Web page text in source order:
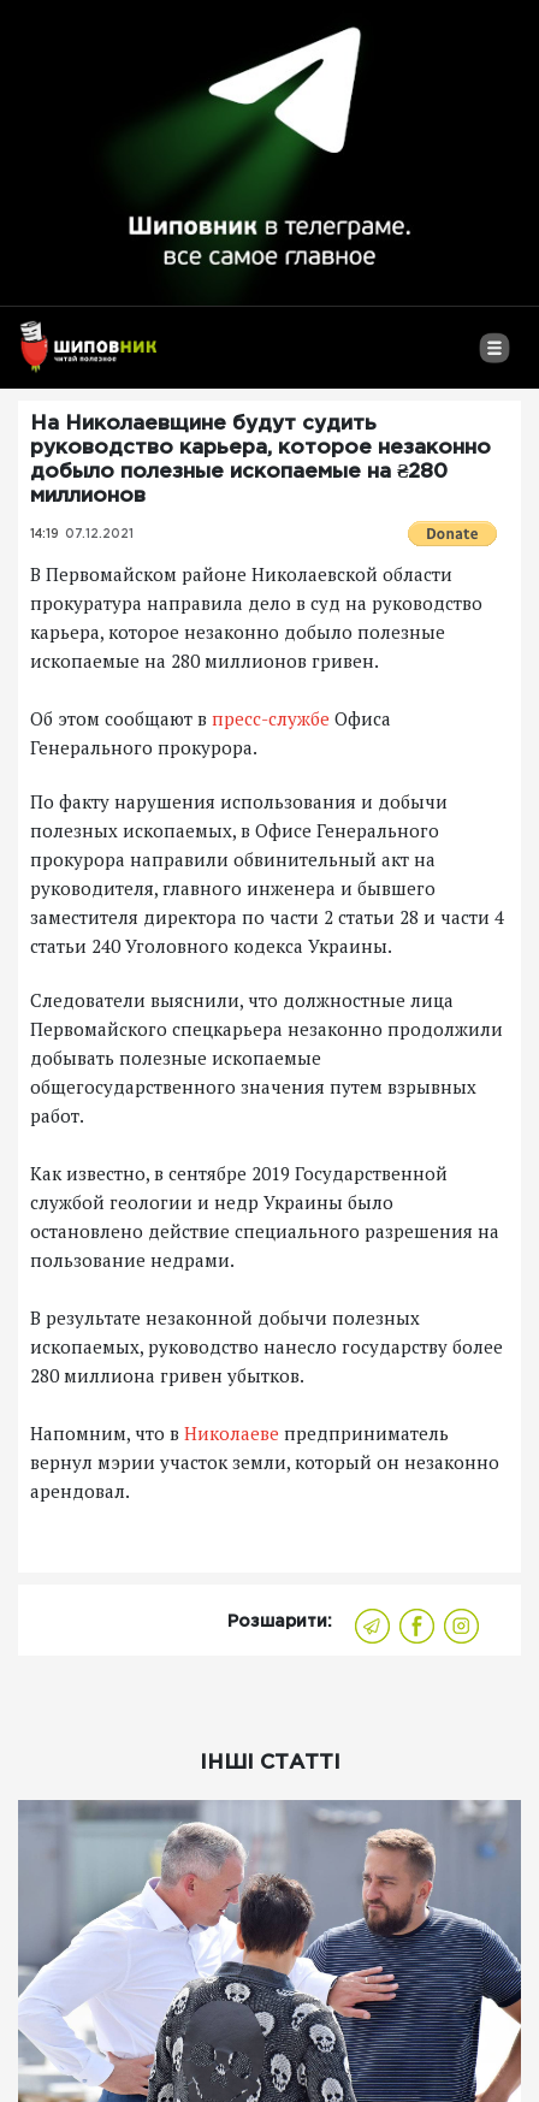
На Николаевщине будут судить
руководство карьера, которое незаконно
добыло полезные ископаемые на ₴280
миллионов
14:19 07.12.2021
В Первомайском районе Николаевской области
прокуратура направила дело в суд на руководство
карьера, которое незаконно добыло полезные
ископаемые на 280 миллионов гривен.
Об этом сообщают в пресс-службе Офиса
Генерального прокурора.
По факту нарушения использования и добычи
полезных ископаемых, в Офисе Генерального
прокурора направили обвинительный акт на
руководителя, главного инженера и бывшего
заместителя директора по части 2 статьи 28 и части 4
статьи 240 Уголовного кодекса Украины.
Следователи выяснили, что должностные лица
Первомайского спецкарьера незаконно продолжили
добывать полезные ископаемые
общегосударственного значения путем взрывных
работ.
Как известно, в сентябре 2019 Государственной
службой геологии и недр Украины было
остановлено действие специального разрешения на
пользование недрами.
В результате незаконной добычи полезных
ископаемых, руководство нанесло государству более
280 миллиона гривен убытков.
Напомним, что в Николаеве предприниматель
вернул мэрии участок земли, который он незаконно
арендовал.
Розшарити:
ІНШІ СТАТТІ